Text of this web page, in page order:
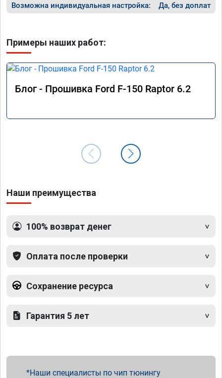
Возможна индивидуальная настройка: Да, без доплат
Примеры наших работ:
Блог - Прошивка Ford F-150 Raptor 6.2
Наши преимущества
100% возврат денег
Оплата после проверки
Сохранение ресурса
Гарантия 5 лет
Наши специалисты по чип тюнингу